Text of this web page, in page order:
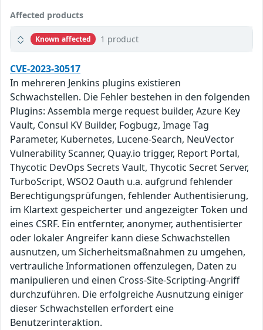
Affected products
Known affected 1 product
CVE-2023-30517
In mehreren Jenkins plugins existieren
Schwachstellen. Die Fehler bestehen in den folgenden
Plugins: Assembla merge request builder, Azure Key
Vault, Consul KV Builder, Fogbugz, Image Tag
Parameter, Kubernetes, Lucene-Search, NeuVector
Vulnerability Scanner, Quay.io trigger, Report Portal,
Thycotic DevOps Secrets Vault, Thycotic Secret Server,
TurboScript, WSO2 Oauth u.a. aufgrund fehlender
Berechtigungsprüfungen, fehlender Authentisierung,
im Klartext gespeicherter und angezeigter Token und
eines CSRF. Ein entfernter, anonymer, authentisierter
oder lokaler Angreifer kann diese Schwachstellen
ausnutzen, um Sicherheitsmaßnahmen zu umgehen,
vertrauliche Informationen offenzulegen, Daten zu
manipulieren und einen Cross-Site-Scripting-Angriff
durchzuführen. Die erfolgreiche Ausnutzung einiger
dieser Schwachstellen erfordert eine
Benutzerinteraktion.